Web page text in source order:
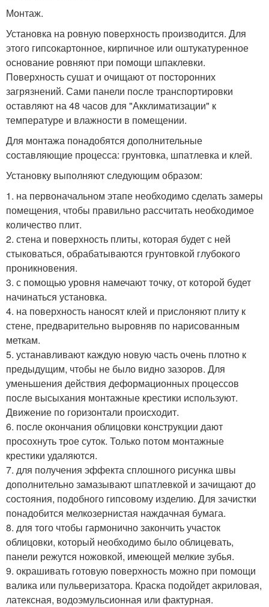
Монтаж.
Установка на ровную поверхность производится. Для
этого гипсокартонное, кирпичное или оштукатуренное
основание ровняют при помощи шпаклевки.
Поверхность сушат и очищают от посторонних
загрязнений. Сами панели после транспортировки
оставляют на 48 часов для "Акклиматизации" к
температуре и влажности в помещении.
Для монтажа понадобятся дополнительные
составляющие процесса: грунтовка, шпатлевка и клей.
Установку выполняют следующим образом:
1. на первоначальном этапе необходимо сделать замеры
помещения, чтобы правильно рассчитать необходимое
количество плит.
2. стена и поверхность плиты, которая будет с ней
стыковаться, обрабатываются грунтовкой глубокого
проникновения.
3. с помощью уровня намечают точку, от которой будет
начинаться установка.
4. на поверхность наносят клей и прислоняют плиту к
стене, предварительно выровняв по нарисованным
меткам.
5. устанавливают каждую новую часть очень плотно к
предыдущим, чтобы не было видно зазоров. Для
уменьшения действия деформационных процессов
после высыхания монтажные крестики используют.
Движение по горизонтали происходит.
6. после окончания облицовки конструкции дают
просохнуть трое суток. Только потом монтажные
крестики удаляются.
7. для получения эффекта сплошного рисунка швы
дополнительно замазывают шпатлевкой и зачищают до
состояния, подобного гипсовому изделию. Для зачистки
понадобится мелкозернистая наждачная бумага.
8. для того чтобы гармонично закончить участок
облицовки, который необходимо было облицевать,
панели режутся ножовкой, имеющей мелкие зубья.
9. окрашивать готовую поверхность можно при помощи
валика или пульверизатора. Краска подойдет акриловая,
латексная, водоэмульсионная или фактурная.